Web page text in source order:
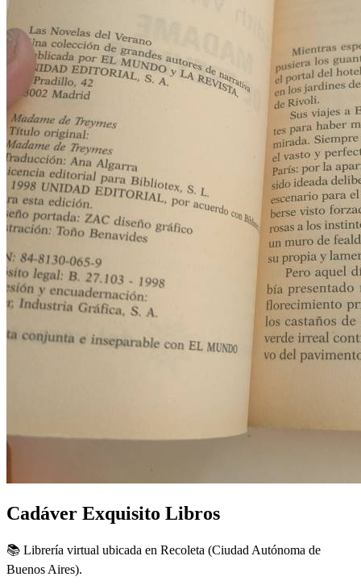
Cadáver Exquisito Libros
📚 Librería virtual ubicada en Recoleta (Ciudad Autónoma de
Buenos Aires).